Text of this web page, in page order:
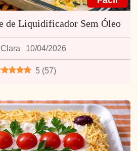
de Liquidificador Sem Óleo
10/04/2026
5 (57)